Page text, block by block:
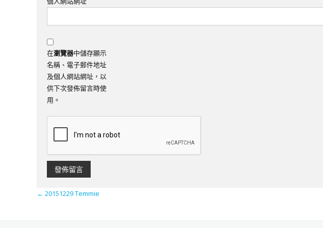
在瀏覽器中儲存顯示
名稱、電子郵件地址
及個人網站網址，以
供下次發佈留言時使
用。
← 20151229 Temmie